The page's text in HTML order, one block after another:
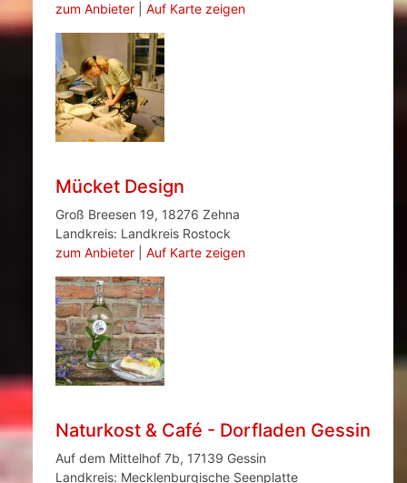
zum Anbieter| Auf Karte zeigen
Mücket Design
Groß Breesen 19, 18276 Zehna
Landkreis: Landkreis Rostock
zum Anbieter| Auf Karte zeigen
Naturkost & Café - Dorfladen Gessin
Auf dem Mittelhof 7b, 17139 Gessin
Landkreis: Mecklenburgische Seenplatte